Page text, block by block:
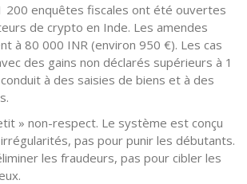
200 enquêtes fiscales ont été ouvertes
de crypto en Inde. Les amendes
à 80 000 INR (environ 950 €). Les cas
des gains non déclarés supérieurs à 1
à des saisies de biens et à des
» non-respect. Le système est conçu
pas pour punir les débutants.
les fraudeurs, pas pour cibler les